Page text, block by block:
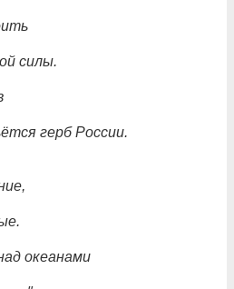
силы.
герб России.
океанами